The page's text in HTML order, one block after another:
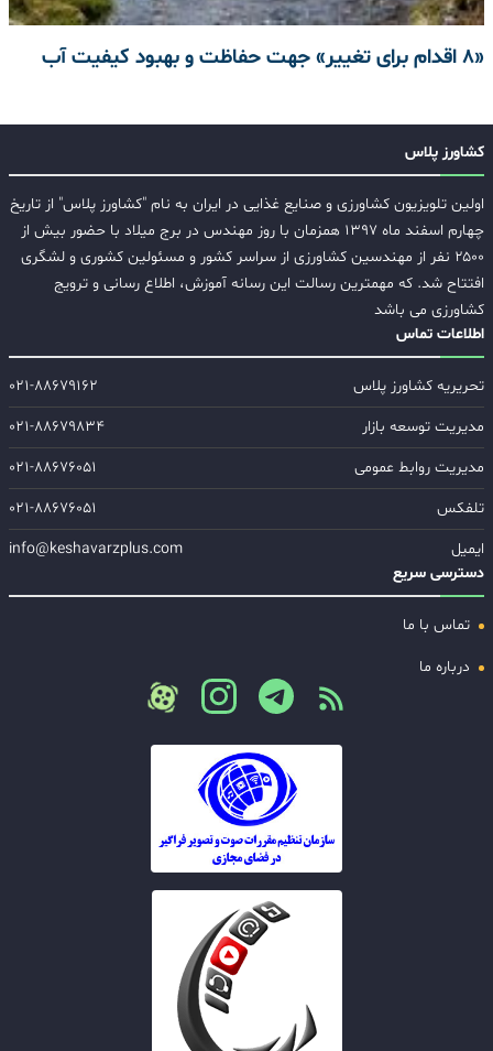
«۸ اقدام برای تغییر» جهت حفاظت و بهبود کیفیت آب
کشاورز پلاس
اولین تلویزیون کشاورزی و صنایع غذایی در ایران به نام "کشاورز پلاس" از تاریخ
چهارم اسفند ماه ۱۳۹۷ همزمان با روز مهندس در برج میلاد با حضور بیش از
۲۵۰۰ نفر از مهندسین کشاورزی از سراسر کشور و مسئولین کشوری و لشگری
افتتاح شد. که مهمترین رسالت این رسانه آموزش، اطلاع رسانی و ترویج
کشاورزی می باشد
اطلاعات تماس
تحریریه کشاورز پلاس
۰۲۱-۸۸۶۷۹۱۶۲
مدیریت توسعه بازار
۰۲۱-۸۸۶۷۹۸۳۴
مدیریت روابط عمومی
۰۲۱-۸۸۶۷۶۰۵۱
تلفکس
۰۲۱-۸۸۶۷۶۰۵۱
ایمیل
info@keshavarzplus.com
دسترسی سریع
تماس با ما
درباره ما